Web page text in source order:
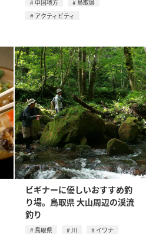
中国地方
鳥取県
アクティビティ
ビギナーに優しいおすすめ釣
り場。鳥取県 大山周辺の渓流
釣り
鳥取県 川
イワナ